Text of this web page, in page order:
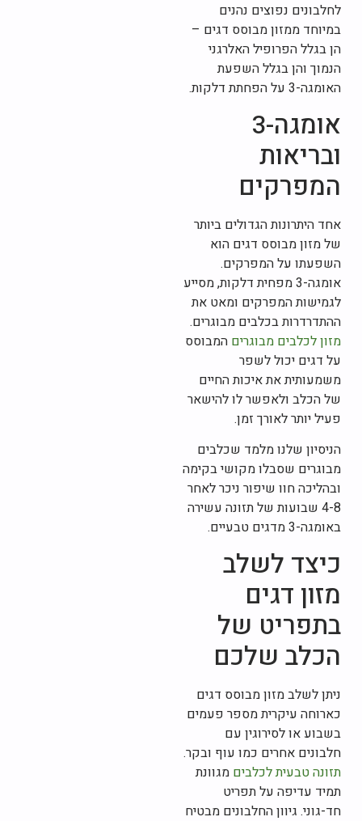
לחלבונים נפוצים נהנים
במיוחד ממזון מבוסס דגים –
הן בגלל הפרופיל האלרגני
הנמוך והן בגלל השפעת
האומגה-3 על הפחתת דלקות.
אומגה-3
ובריאות
המפרקים
אחד היתרונות הגדולים ביותר
של מזון מבוסס דגים הוא
השפעתו על המפרקים.
אומגה-3 מפחית דלקות, מסייע
לגמישות המפרקים ומאט את
ההתדרדרות בכלבים מבוגרים.
מזון לכלבים מבוגרים המבוסס
על דגים יכול לשפר
משמעותית את איכות החיים
של הכלב ולאפשר לו להישאר
פעיל יותר לאורך זמן.
הניסיון שלנו מלמד שכלבים
מבוגרים שסבלו מקושי בקימה
ובהליכה חוו שיפור ניכר לאחר
4-8 שבועות של תזונה עשירה
באומגה-3 מדגים טבעיים.
כיצד לשלב
מזון דגים
בתפריט של
הכלב שלכם
ניתן לשלב מזון מבוסס דגים
כארוחה עיקרית מספר פעמים
בשבוע או לסירוגין עם
חלבונים אחרים כמו עוף ובקר.
תזונה טבעית לכלבים מגוונת
תמיד עדיפה על תפריט
חד-גוני. גיוון החלבונים מבטיח